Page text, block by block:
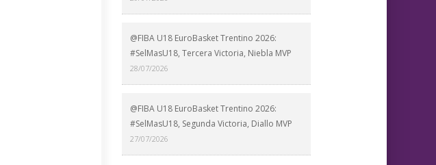
@FIBA U18 EuroBasket Trentino 2026:
#SelMasU18, Tercera Victoria, Niebla MVP
28/07/2026
@FIBA U18 EuroBasket Trentino 2026:
#SelMasU18, Segunda Victoria, Diallo MVP
27/07/2026